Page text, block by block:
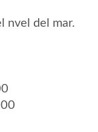
nvel del mar.